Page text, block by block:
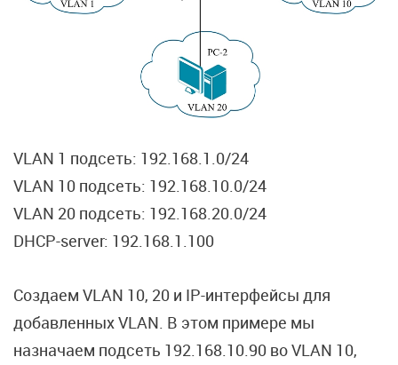
VLAN 1 подсеть: 192.168.1.0/24
VLAN 10 подсеть: 192.168.10.0/24
VLAN 20 подсеть: 192.168.20.0/24
DHCP-server: 192.168.1.100
Создаем VLAN 10, 20 и IP-интерфейсы для
добавленных VLAN. В этом примере мы
назначаем подсеть 192.168.10.90 во VLAN 10,